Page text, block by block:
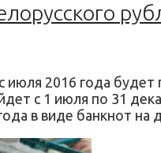
2016 года
с 1 июля по 31
в виде банкнот